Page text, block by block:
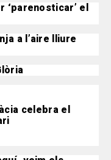
‘parenosticar’ el
a l’aire lliure
celebra el